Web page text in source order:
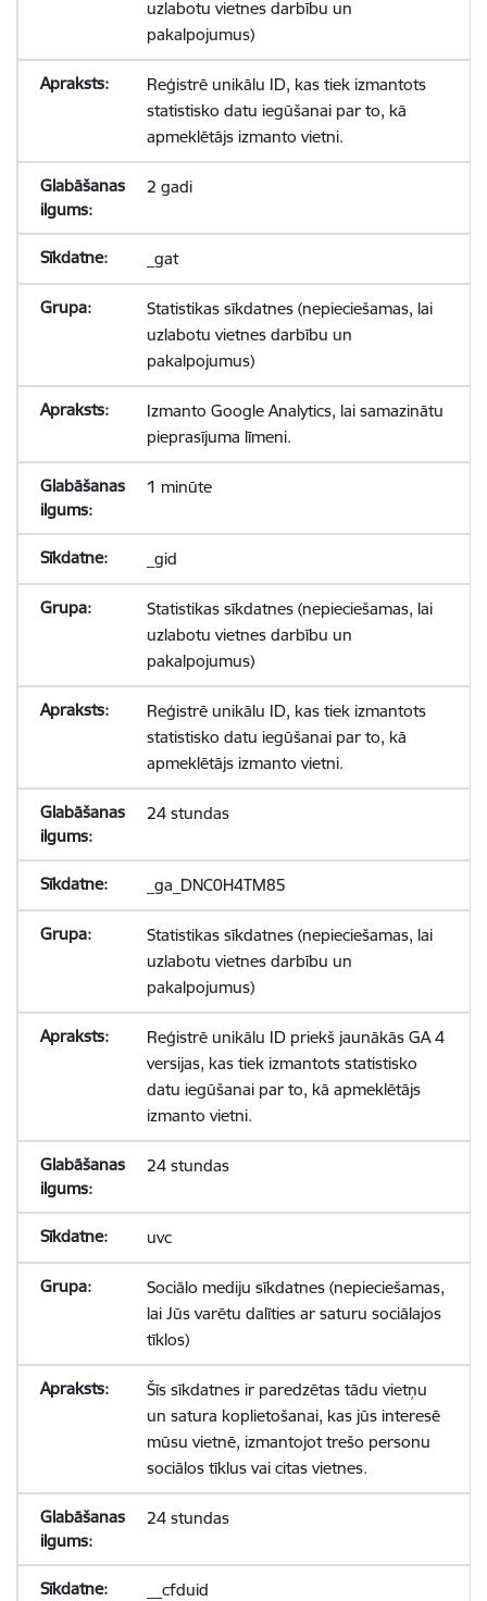
uzlabotu vietnes darbību un
pakalpojumus)
Reģistrē unikālu ID, kas tiek izmantots
statistisko datu iegūšanai par to, kā
apmeklētājs izmanto vietni.
2 gadi
_gat
Statistikas sīkdatnes (nepieciešamas, lai
uzlabotu vietnes darbību un
pakalpojumus)
Izmanto Google Analytics, lai samazinātu
pieprasījuma līmeni.
1 minūte
_gid
Statistikas sīkdatnes (nepieciešamas, lai
uzlabotu vietnes darbību un
pakalpojumus)
Reģistrē unikālu ID, kas tiek izmantots
statistisko datu iegūšanai par to, kā
apmeklētājs izmanto vietni.
24 stundas
_ga_DNC0H4TM85
Statistikas sīkdatnes (nepieciešamas, lai
uzlabotu vietnes darbību un
pakalpojumus)
Reģistrē unikālu ID priekš jaunākās GA 4
versijas, kas tiek izmantots statistisko
datu iegūšanai par to, kā apmeklētājs
izmanto vietni.
24 stundas
uvc
Sociālo mediju sīkdatnes (nepieciešamas,
lai Jūs varētu dalīties ar saturu sociālajos
tīklos)
Šīs sīkdatnes ir paredzētas tādu vietņu
un satura koplietošanai, kas jūs interesē
mūsu vietnē, izmantojot trešo personu
sociālos tīklus vai citas vietnes.
24 stundas
__cfduid